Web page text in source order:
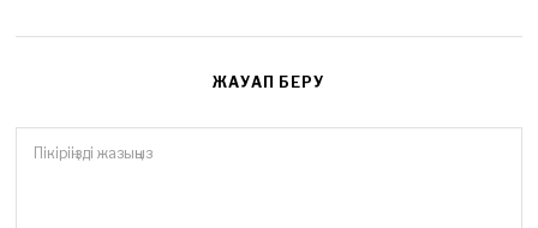
ЖАУАП БЕРУ